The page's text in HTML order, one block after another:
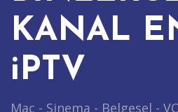
KANAL
iPTV
Maç - Sinema - Belgesel -